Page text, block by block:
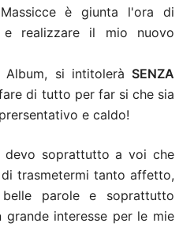
è giunta l'ora di
realizzare il mio nuovo
si intitolerà SENZA
di tutto per far si che sia
e caldo!
devo soprattutto a voi che
trasmetermi tanto affetto,
parole e soprattutto
interesse per le mie